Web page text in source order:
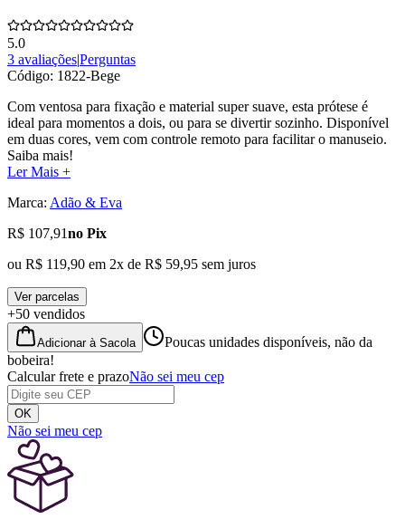
5.0
3 avaliações|Perguntas
Código: 1822-Bege
Com ventosa para fixação e material super suave, esta prótese é
ideal para momentos a dois, ou para se divertir sozinho. Disponível
em duas cores, vem com controle remoto para facilitar o manuseio.
Saiba mais!
Ler Mais +
Marca: Adão & Eva
R$ 107,91no Pix
ou R$ 119,90 em 2x de R$ 59,95 sem juros
Ver parcelas
+50 vendidos
Adicionar à Sacola
Poucas unidades disponíveis, não da
bobeira!
Calcular frete e prazoNão sei meu cep
OK
Não sei meu cep